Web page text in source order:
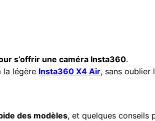
s’offrir une caméra Insta360.
la légère Insta360 X4 Air, sans oublier
des modèles, et quelques conseils